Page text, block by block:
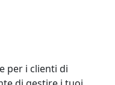
per i clienti di